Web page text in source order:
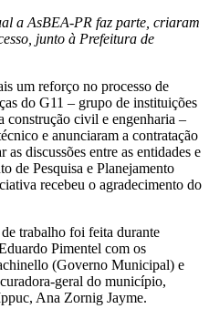
a AsBEA-PR faz parte, criaram
junto à Prefeitura de
um reforço no processo de
do G11 – grupo de instituições
construção civil e engenharia –
e anunciaram a contratação
discussões entre as entidades e
de Pesquisa e Planejamento
recebeu o agradecimento do
trabalho foi feita durante
Pimentel com os
(Governo Municipal) e
geral do município,
Ana Zornig Jayme.